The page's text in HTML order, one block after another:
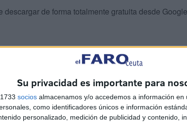
Su privacidad es importante para
socios almacenamos y/o accedemos a información
como identificadores únicos e información
personalizado, medición de publicidad y contenido,
de forma totalmente gratuita desde Google